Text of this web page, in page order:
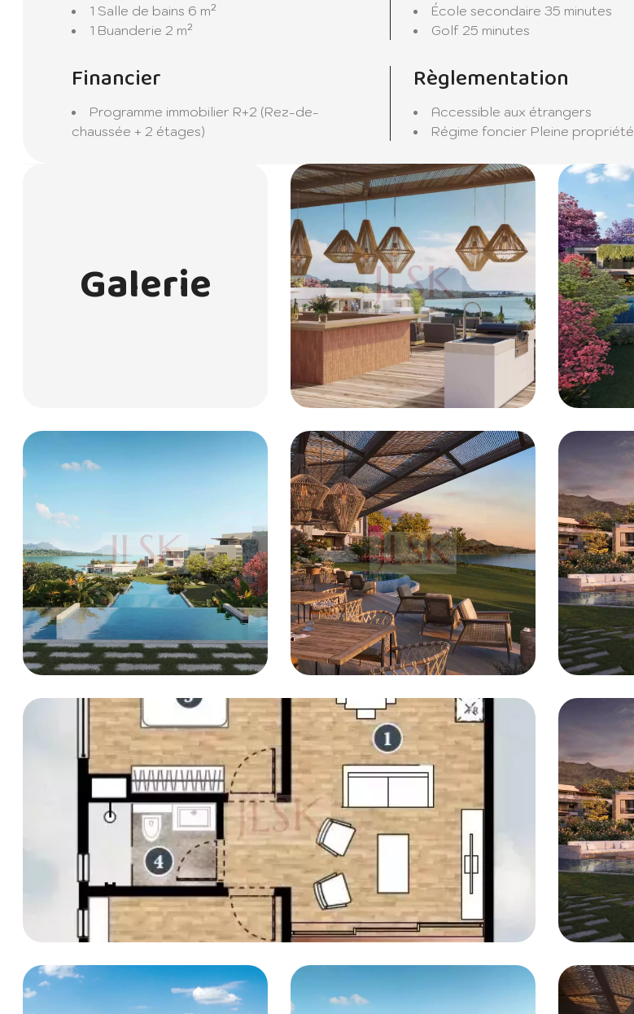
1 Salle de bains 6 m²
1 Buanderie 2 m²
École secondaire 35 minutes
Golf 25 minutes
Financier
Programme immobilier R+2 (Rez-de-
chaussée + 2 étages)
Règlementation
Accessible aux étrangers
Régime foncier Pleine propriété
Galerie